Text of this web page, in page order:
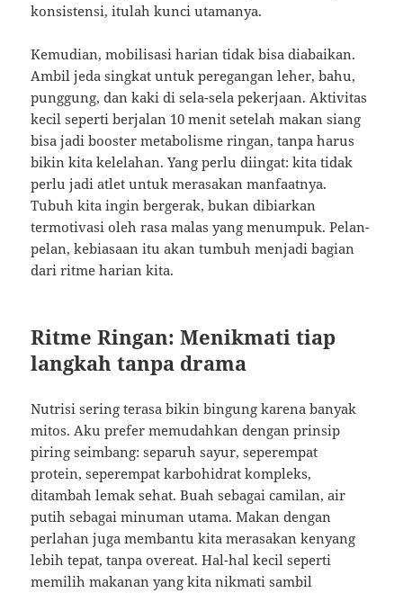
konsistensi, itulah kunci utamanya.
Kemudian, mobilisasi harian tidak bisa diabaikan.
Ambil jeda singkat untuk peregangan leher, bahu,
punggung, dan kaki di sela-sela pekerjaan. Aktivitas
kecil seperti berjalan 10 menit setelah makan siang
bisa jadi booster metabolisme ringan, tanpa harus
bikin kita kelelahan. Yang perlu diingat: kita tidak
perlu jadi atlet untuk merasakan manfaatnya.
Tubuh kita ingin bergerak, bukan dibiarkan
termotivasi oleh rasa malas yang menumpuk. Pelan-
pelan, kebiasaan itu akan tumbuh menjadi bagian
dari ritme harian kita.
Ritme Ringan: Menikmati tiap
langkah tanpa drama
Nutrisi sering terasa bikin bingung karena banyak
mitos. Aku prefer memudahkan dengan prinsip
piring seimbang: separuh sayur, seperempat
protein, seperempat karbohidrat kompleks,
ditambah lemak sehat. Buah sebagai camilan, air
putih sebagai minuman utama. Makan dengan
perlahan juga membantu kita merasakan kenyang
lebih tepat, tanpa overeat. Hal-hal kecil seperti
memilih makanan yang kita nikmati sambil